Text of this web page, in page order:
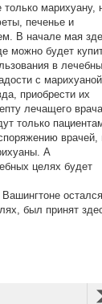
марихуану,
печенье и
В начале мая
можно будет
в
с марихуаной
приобрести их
лечащего
только
врачей,
А
целях будет
остался
был принят